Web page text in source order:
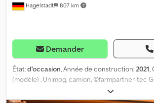
Hagelstadt 807 km
Demander
État:d'occasion, Année de construction:2021,
(modèle) : Unimog, camion, ©farmpartner-tec
Nous vendons ici un épandeur Schmidt Stratos
d’occasion, fabriqué en 2021. Dedpfoqktviex